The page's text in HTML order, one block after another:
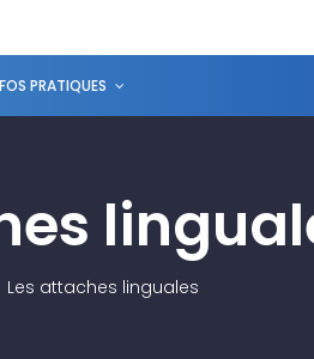
PRATIQUES
Les attaches linguales